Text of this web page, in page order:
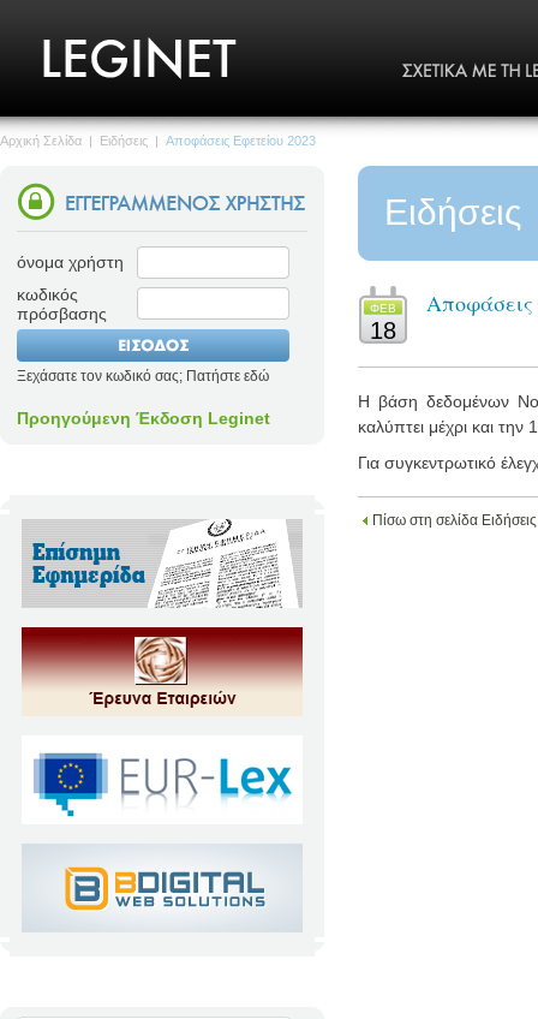
Αρχική Σελίδα | Ειδήσεις | Αποφάσεις Εφετείου 2023
όνομα χρήστη
κωδικός
πρόσβασης
Ξεχάσατε τον κωδικό σας; Πατήστε εδώ
Προηγούμενη Έκδοση Leginet
Ειδήσεις
ΦΕΒ
18
Αποφάσεις
Η βάση δεδομένων
καλύπτει μέχρι και την
Για συγκεντρωτικό
Πίσω στη σελίδα Ειδήσεις